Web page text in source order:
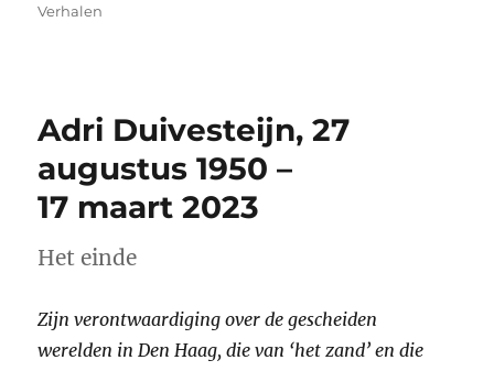
op
Verhalen
Adri Duivesteijn, 27
augustus 1950 –
17 maart 2023
Het einde
Zijn verontwaardiging over de gescheiden
werelden in Den Haag, die van ‘het zand’ en die